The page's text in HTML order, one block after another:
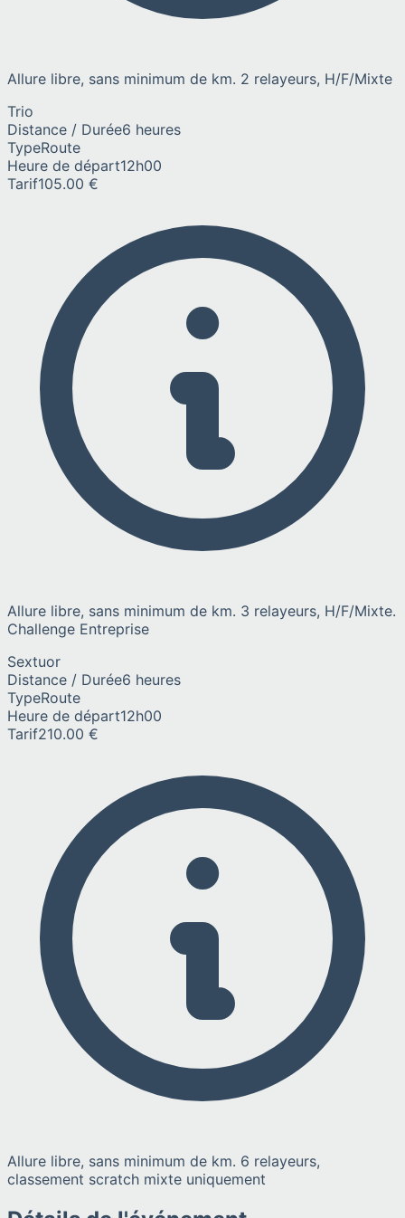
Allure libre, sans minimum de km. 2 relayeurs, H/F/Mixte
Trio
Distance / Durée6 heures
TypeRoute
Heure de départ12h00
Tarif105.00 €
Allure libre, sans minimum de km. 3 relayeurs, H/F/Mixte.
Challenge Entreprise
Sextuor
Distance / Durée6 heures
TypeRoute
Heure de départ12h00
Tarif210.00 €
Allure libre, sans minimum de km. 6 relayeurs,
classement scratch mixte uniquement